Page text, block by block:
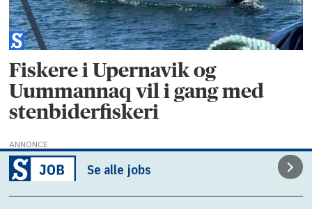
Fiskere i Upernavik og
Uummannaq vil i gang med
stenbiderfiskeri
ANNONCE
Se alle jobs